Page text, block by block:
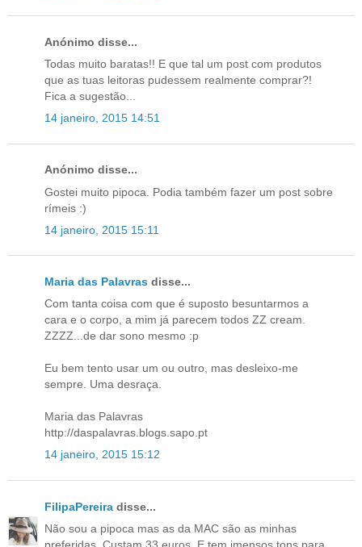
Anónimo disse...
Todas muito baratas!! E que tal um post com produtos
que as tuas leitoras pudessem realmente comprar?!
Fica a sugestão...
14 janeiro, 2015 14:51
Anónimo disse...
Gostei muito pipoca. Podia também fazer um post sobre
rímeis :)
14 janeiro, 2015 15:11
Maria das Palavras disse...
Com tanta coisa com que é suposto besuntarmos a
cara e o corpo, a mim já parecem todos ZZ cream.
ZZZZ...de dar sono mesmo :p
Eu bem tento usar um ou outro, mas desleixo-me
sempre. Uma desraça.
Maria das Palavras
http://daspalavras.blogs.sapo.pt
14 janeiro, 2015 15:12
FilipaPereira disse...
Não sou a pipoca mas as da MAC são as minhas
preferidas. Custam 33 euros. E tem imensos tons para